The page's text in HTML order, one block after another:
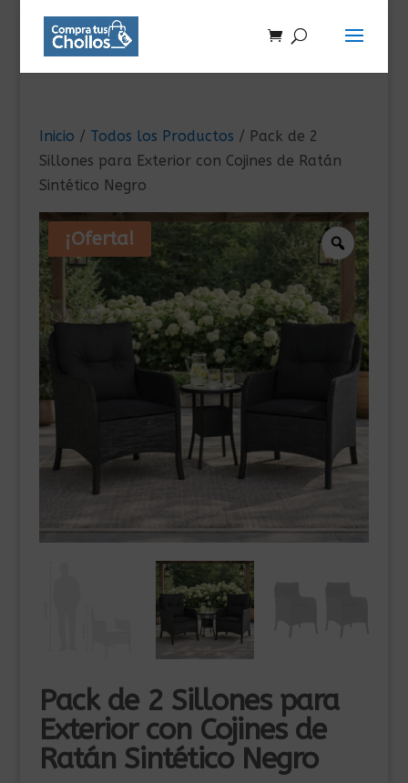
Inicio / Todos los Productos / Pack de 2
Sillones para Exterior con Cojines de Ratán
Sintético Negro
¡Oferta!
Pack de 2 Sillones para
Exterior con Cojines de
Ratán Sintético Negro